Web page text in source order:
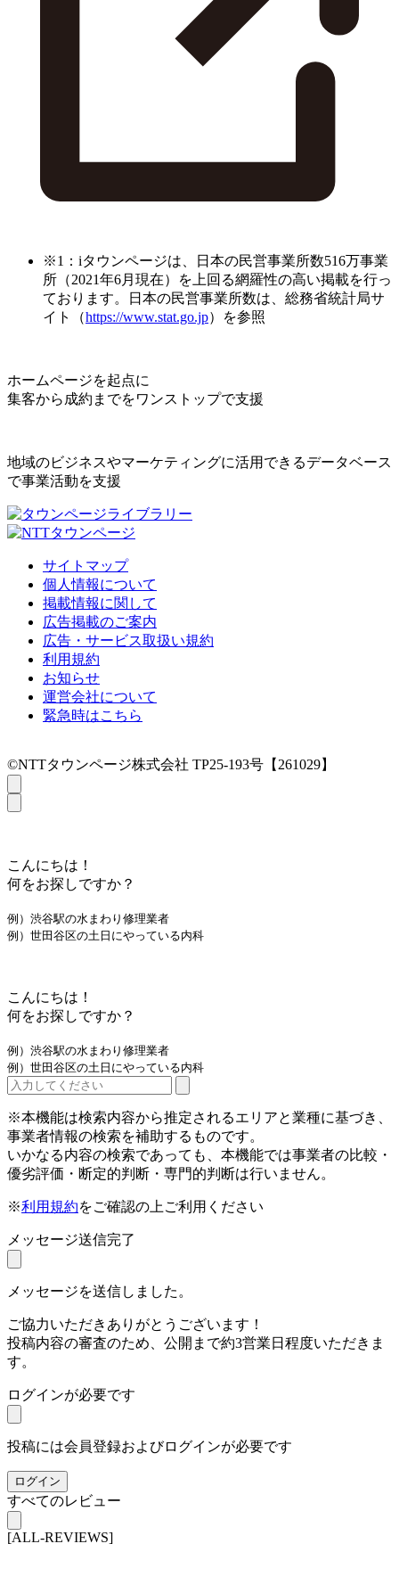
※1：iタウンページは、日本の民営事業所数516万事業
所（2021年6月現在）を上回る網羅性の高い掲載を行っ
ております。日本の民営事業所数は、総務省統計局サ
イト（https://www.stat.go.jp）を参照
ホームページを起点に
集客から成約までをワンストップで支援
地域のビジネスやマーケティングに活用できるデータベース
で事業活動を支援
サイトマップ
個人情報について
掲載情報に関して
広告掲載のご案内
広告・サービス取扱い規約
利用規約
お知らせ
運営会社について
緊急時はこちら
©NTTタウンページ株式会社 TP25-193号【261029】
こんにちは！
何をお探しですか？
例）渋谷駅の水まわり修理業者
例）世田谷区の土日にやっている内科
こんにちは！
何をお探しですか？
例）渋谷駅の水まわり修理業者
例）世田谷区の土日にやっている内科
※本機能は検索内容から推定されるエリアと業種に基づき、
事業者情報の検索を補助するものです。
いかなる内容の検索であっても、本機能では事業者の比較・
優劣評価・断定的判断・専門的判断は行いません。
※利用規約をご確認の上ご利用ください
メッセージ送信完了
メッセージを送信しました。
ご協力いただきありがとうございます！
投稿内容の審査のため、公開まで約3営業日程度いただきま
す。
ログインが必要です
投稿には会員登録およびログインが必要です
ログイン
すべてのレビュー
[ALL-REVIEWS]